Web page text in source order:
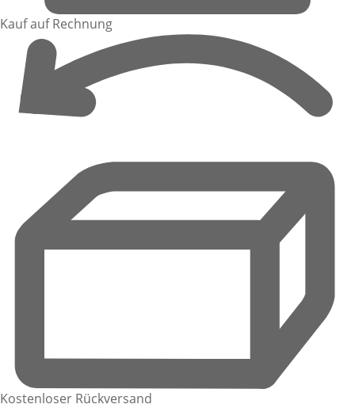
Kauf auf Rechnung
Kostenloser Rückversand